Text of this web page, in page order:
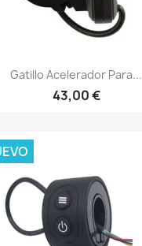
Gatillo Acelerador Para...
43,00 €